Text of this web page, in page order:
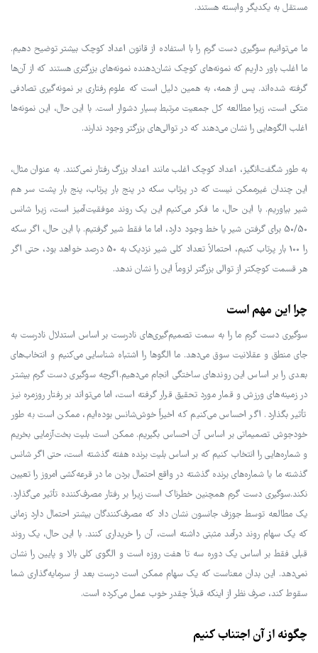
مستقل به یکدیگر وابسته هستند.
ما می‌توانیم سوگیری دست گرم را با استفاده از قانون اعداد کوچک بیشتر توضیح دهیم.
ما اغلب باور داریم که نمونه‌های کوچک نشان‌دهنده نمونه‌های بزرگتری هستند که از آن‌ها
گرفته شده‌اند. پس از همه، به همین دلیل است که علوم رفتاری بر نمونه‌گیری تصادفی
متکی است، زیرا مطالعه کل جمعیت مرتبط بسیار دشوار است. با این حال، این نمونه‌ها
اغلب الگوهایی را نشان می‌دهند که در توالی‌های بزرگتر وجود ندارند.
به طور شگفت‌انگیز، اعداد کوچک اغلب مانند اعداد بزرگ رفتار نمی‌کنند. به عنوان مثال،
این چندان غیرممکن نیست که در پرتاب سکه در پنج بار پرتاب، پنج بار پشت سر هم
شیر بیاوریم. با این حال، ما فکر می‌کنیم این یک روند موفقیت‌آمیز است، زیرا شانس
50/50 برای گرفتن شیر یا خط وجود دارد، اما ما فقط شیر گرفتیم. با این حال، اگر سکه
را 100 بار پرتاب کنیم، احتمالاً تعداد کلی شیر نزدیک به 50 درصد خواهد بود، حتی اگر
هر قسمت کوچکتر از توالی بزرگتر لزوماً این را نشان ندهد.
چرا این مهم است
سوگیری دست گرم ما را به سمت تصمیم‌گیری‌های نادرست بر اساس استدلال نادرست به
جای منطق و عقلانیت سوق می‌دهد. ما الگوها را اشتباه شناسایی می‌کنیم و انتخاب‌های
بعدی را بر اساس این روندهای ساختگی انجام می‌دهیم.اگرچه سوگیری دست گرم بیشتر
در زمینه‌های ورزش و قمار مورد تحقیق قرار گرفته است، اما می‌تواند بر رفتار روزمره نیز
تأثیر بگذارد. اگر احساس می‌کنیم که اخیراً خوش‌شانس بوده‌ایم، ممکن است به طور
خودجوش تصمیماتی بر اساس آن احساس بگیریم. ممکن است بلیت بخت‌آزمایی بخریم
و شماره‌هایی را انتخاب کنیم که بر اساس بلیت برنده هفته گذشته است، حتی اگر شانس
گذشته ما یا شماره‌های برنده گذشته در واقع احتمال بردن ما در قرعه‌کشی امروز را تعیین
نکند.سوگیری دست گرم همچنین خطرناک است زیرا بر رفتار مصرف‌کننده تأثیر می‌گذارد.
یک مطالعه توسط جوزف جانسون نشان داد که مصرف‌کنندگان بیشتر احتمال دارد زمانی
که یک سهام روند درآمد مثبتی داشته است، آن را خریداری کنند. با این حال، یک روند
قبلی فقط بر اساس یک دوره سه تا هفت روزه است و الگوی کلی بالا و پایین را نشان
نمی‌دهد. این بدان معناست که یک سهام ممکن است درست بعد از سرمایه‌گذاری شما
سقوط کند، صرف نظر از اینکه قبلاً چقدر خوب عمل می‌کرده است.
چگونه از آن اجتناب کنیم